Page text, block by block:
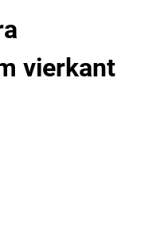
vierkant